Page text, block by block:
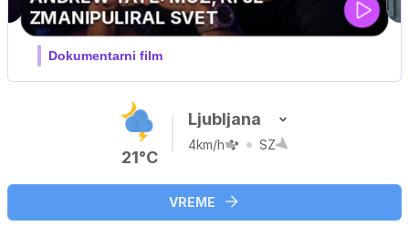
MOJ PRIJATELJ PINGVIN
Film meseca / družinski, pustolovski
21°C
Ljubljana
4km/h SZ
VREME